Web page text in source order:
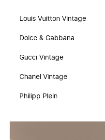
Louis Vuitton Vintage
Dolce & Gabbana
Gucci Vintage
Chanel Vintage
Philipp Plein